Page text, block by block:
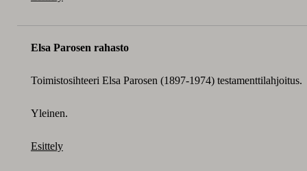
Elsa Parosen rahasto
Toimistosihteeri Elsa Parosen (1897-1974) testamenttilahjoitus.
Yleinen.
Esittely